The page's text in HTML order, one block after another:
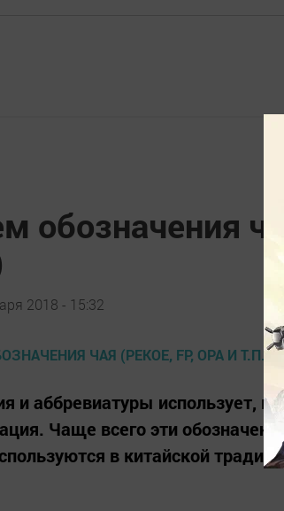
обозначения
2018 - 15:32
и аббревиатуры использует, в
Чаще всего эти
в китайской